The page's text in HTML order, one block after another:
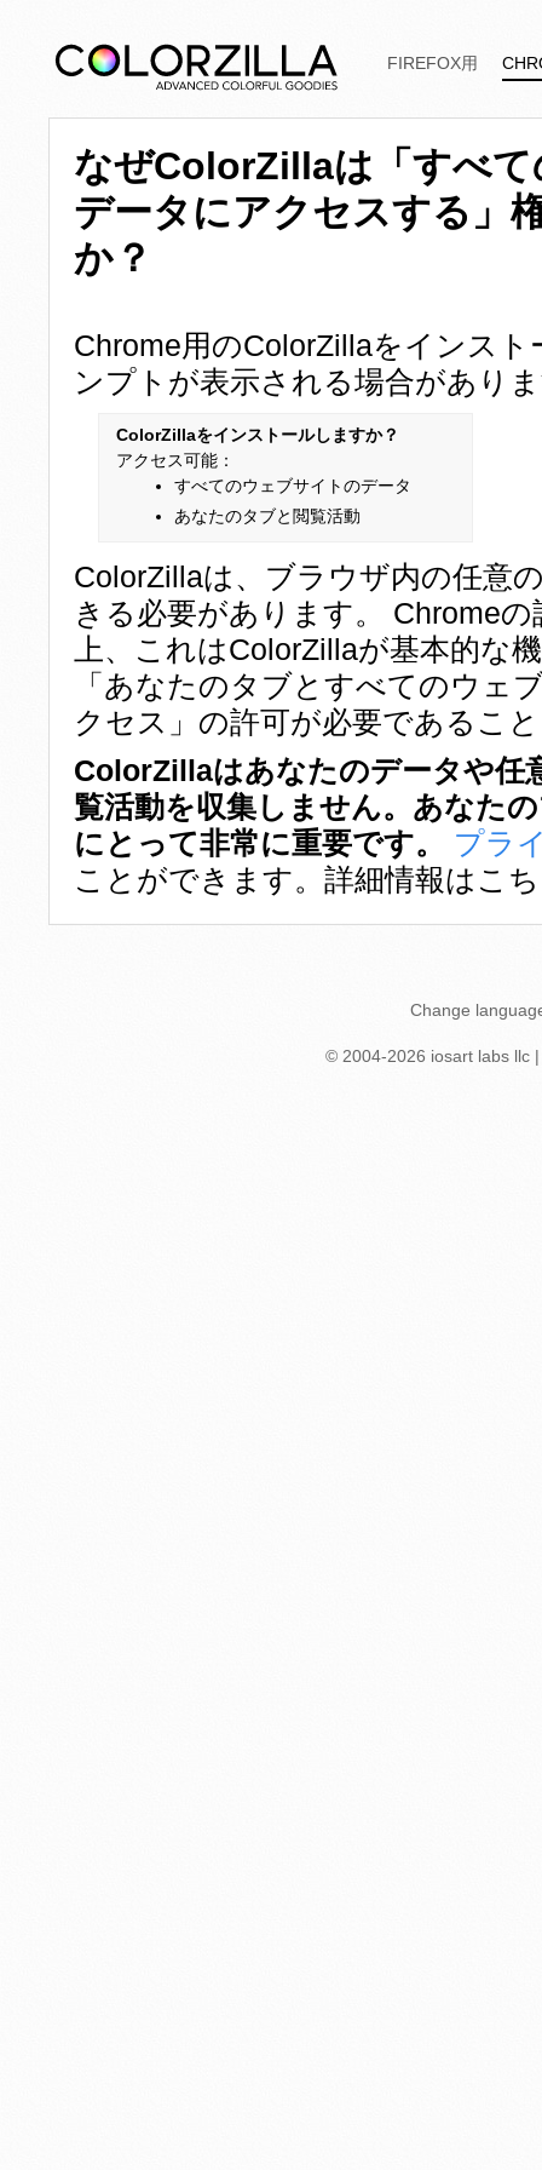
FIREFOX用
なぜColorZillaは「すべ
データにアクセスする」
か？
Chrome用のColorZillaをインス
ンプトが表示される場合があり
ColorZillaをインストールしますか？
アクセス可能：
すべてのウェブサイトのデータ
あなたのタブと閲覧活動
ColorZillaは、ブラウザ内の任意
きる必要があります。 Chrome
上、これはColorZillaが基本的な
「あなたのタブとすべてのウェ
クセス」の許可が必要であるこ
ColorZillaはあなたのデータや任
覧活動を収集しません。あなた
にとって非常に重要です。 プラ
ことができます。詳細情報はこ
Change
© 2004-2026 iosart labs llc